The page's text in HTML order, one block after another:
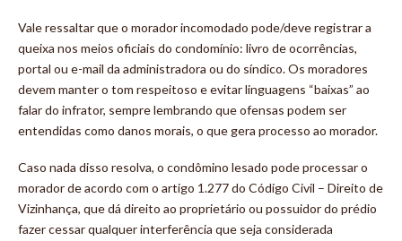
Vale ressaltar que o morador incomodado pode/deve registrar a
queixa nos meios oficiais do condomínio: livro de ocorrências,
portal ou e-mail da administradora ou do síndico. Os moradores
devem manter o tom respeitoso e evitar linguagens “baixas” ao
falar do infrator, sempre lembrando que ofensas podem ser
entendidas como danos morais, o que gera processo ao morador.
Caso nada disso resolva, o condômino lesado pode processar o
morador de acordo com o artigo 1.277 do Código Civil – Direito de
Vizinhança, que dá direito ao proprietário ou possuidor do prédio
fazer cessar qualquer interferência que seja considerada